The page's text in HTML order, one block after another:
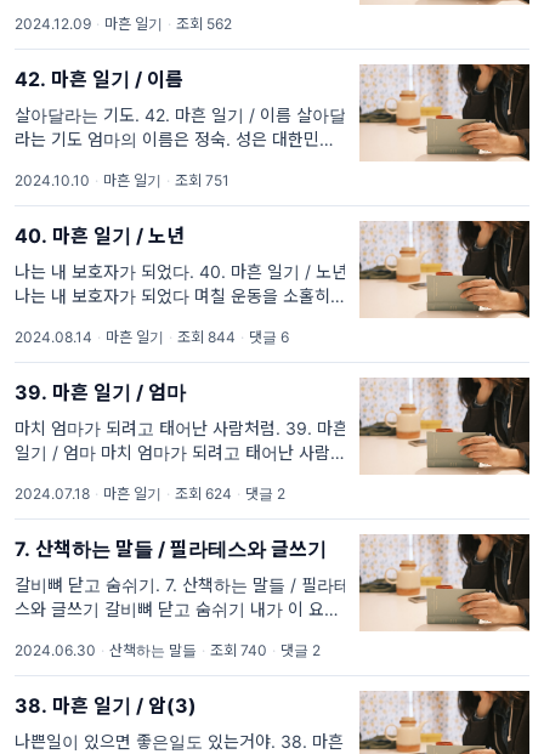
한계 같은 것을 벗어나면 그 사람을 ‘아웃’시키
는 포인트
2024.12.09 · 마흔 일기 · 조회 562
42. 마흔 일기 / 이름
살아달라는 기도. 42. 마흔 일기 / 이름 살아달
라는 기도 엄마의 이름은 정숙. 성은 대한민국
고 이름을 지을 때 아빠의 성 ‘문’과 돌림자
‘희’까
2024.10.10 · 마흔 일기 · 조회 751
40. 마흔 일기 / 노년
나는 내 보호자가 되었다. 40. 마흔 일기 / 노년
나는 내 보호자가 되었다 며칠 운동을 소홀히
다. 약해졌다는 것을 본능적으로 알고 근육이
긴장하고 버티려는 것
2024.08.14 · 마흔 일기 · 조회 844 · 댓글 6
39. 마흔 일기 / 엄마
마치 엄마가 되려고 태어난 사람처럼. 39. 마흔
일기 / 엄마 마치 엄마가 되려고 태어난 사람처
2024.07.18 · 마흔 일기 · 조회 624 · 댓글 2
7. 산책하는 말들 / 필라테스와 글쓰기
갈비뼈 닫고 숨쉬기. 7. 산책하는 말들 / 필라테
스와 글쓰기 갈비뼈 닫고 숨쉬기 내가 이 요상
수업 시작 전 잠시 숨을 고르는 시간, 거울 앞에
서 내 발
2024.06.30 · 산책하는 말들 · 조회 740 · 댓글 2
38. 마흔 일기 / 암(3)
나쁜일이 있으면 좋은일도 있는거야. 38. 마흔